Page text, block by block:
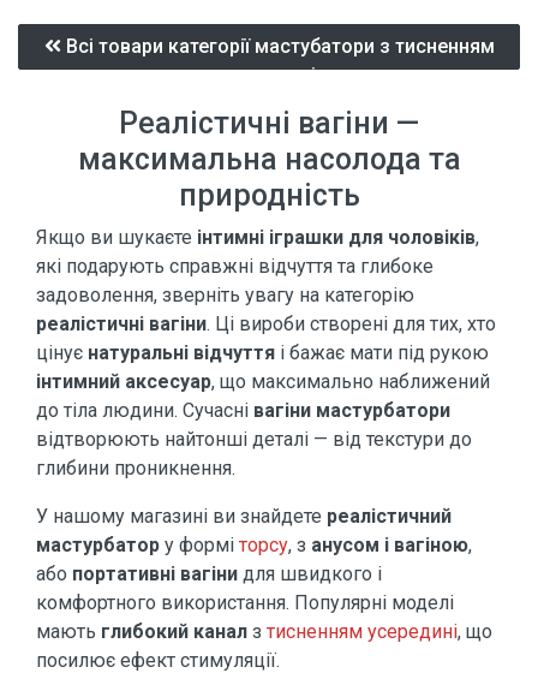
Всі товари категорії мастубатори з тисненням
усередині
Реалістичні вагіни —
максимальна насолода та
природність
Якщо ви шукаєте інтимні іграшки для чоловіків,
які подарують справжні відчуття та глибоке
задоволення, зверніть увагу на категорію
реалістичні вагіни. Ці вироби створені для тих, хто
цінує натуральні відчуття і бажає мати під рукою
інтимний аксесуар, що максимально наближений
до тіла людини. Сучасні вагіни мастурбатори
відтворюють найтонші деталі — від текстури до
глибини проникнення.
У нашому магазині ви знайдете реалістичний
мастурбатор у формі торсу, з анусом і вагіною,
або портативні вагіни для швидкого і
комфортного використання. Популярні моделі
мають глибокий канал з тисненням усередині, що
посилює ефект стимуляції.